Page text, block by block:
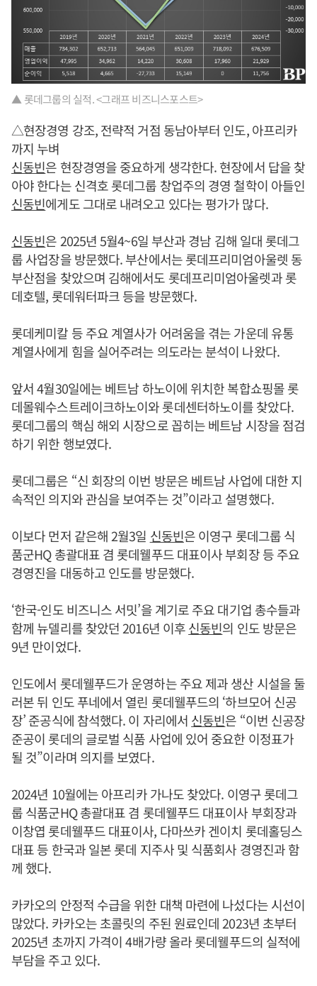
▲ 롯데그룹의 실적. <그래프 비즈니스포스트>
△현장경영 강조, 전략적 거점 동남아부터 인도, 아프리카
까지 누벼
신동빈은 현장경영을 중요하게 생각한다. 현장에서 답을 찾
아야 한다는 신격호 롯데그룹 창업주의 경영 철학이 아들인
신동빈에게도 그대로 내려오고 있다는 평가가 많다.
신동빈은 2025년 5월4~6일 부산과 경남 김해 일대 롯데그
룹 사업장을 방문했다. 부산에서는 롯데프리미엄아울렛 동
부산점을 찾았으며 김해에서도 롯데프리미엄아울렛과 롯
데호텔, 롯데워터파크 등을 방문했다.
롯데케미칼 등 주요 계열사가 어려움을 겪는 가운데 유통
계열사에게 힘을 실어주려는 의도라는 분석이 나왔다.
앞서 4월30일에는 베트남 하노이에 위치한 복합쇼핑몰 롯
데몰웨수스트레이크하노이와 롯데센터하노이를 찾았다.
롯데그룹의 핵심 해외 시장으로 꼽히는 베트남 시장을 점검
하기 위한 행보였다.
롯데그룹은 “신 회장의 이번 방문은 베트남 사업에 대한 지
속적인 의지와 관심을 보여주는 것”이라고 설명했다.
이보다 먼저 같은해 2월3일 신동빈은 이영구 롯데그룹 식
품군HQ 총괄대표 겸 롯데웰푸드 대표이사 부회장 등 주요
경영진을 대동하고 인도를 방문했다.
‘한국-인도 비즈니스 서밋’을 계기로 주요 대기업 총수들과
함께 뉴델리를 찾았던 2016년 이후신동빈의 인도 방문은
9년 만이었다.
인도에서 롯데웰푸드가 운영하는 주요 제과 생산 시설을 둘
러본 뒤 인도 푸네에서 열린 롯데웰푸드의 ‘하브모어 신공
장’ 준공식에 참석했다. 이 자리에서 신동빈은 “이번 신공장
준공이 롯데의 글로벌 식품 사업에 있어 중요한 이정표가
될 것”이라며 의지를 보였다.
2024년 10월에는 아프리카 가나도 찾았다. 이영구 롯데그
룹 식품군HQ 총괄대표 겸 롯데웰푸드 대표이사 부회장과
이창엽 롯데웰푸드 대표이사, 다마쓰카 겐이치 롯데홀딩스
대표 등 한국과 일본 롯데 지주사 및 식품회사 경영진과 함
께 했다.
카카오의 안정적 수급을 위한 대책 마련에 나섰다는 시선이
많았다. 카카오는 초콜릿의 주된 원료인데 2023년 초부터
2025년 초까지 가격이 4배가량 올라 롯데웰푸드의 실적에
부담을 주고 있다.